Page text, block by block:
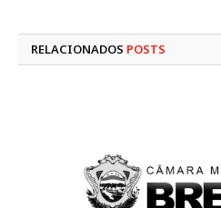
RELACIONADOS POSTS